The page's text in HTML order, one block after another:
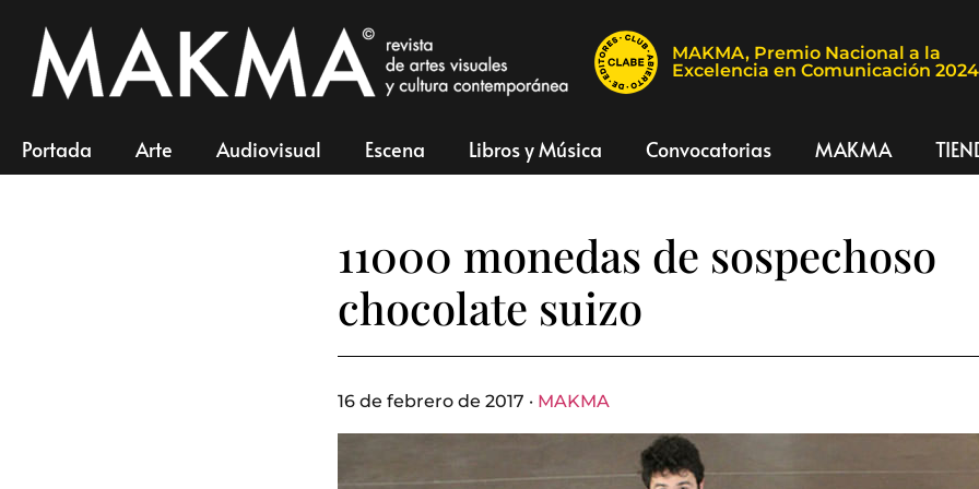
MAKMA, Premio Nacional a la
Excelencia en Comunicación 2024
Portada Arte Audiovisual Escena Libros y Música Convocatorias MAKMA
11000 monedas de sospechoso
chocolate suizo
16 de febrero de 2017 · MAKMA